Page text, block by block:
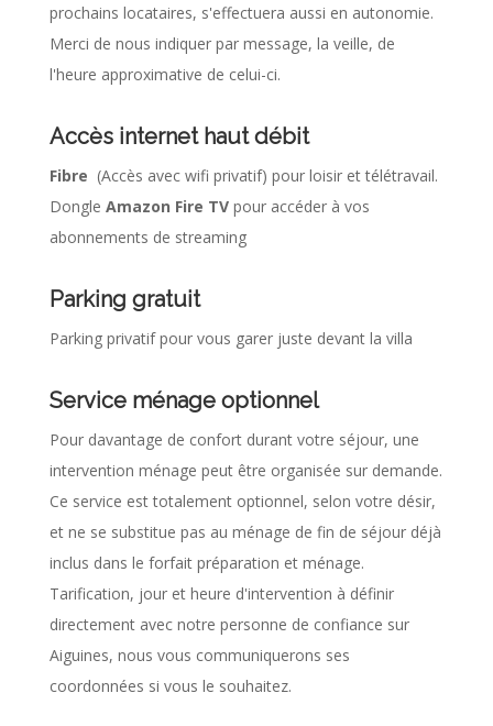
prochains locataires, s'effectuera aussi en autonomie.
Merci de nous indiquer par message, la veille, de
l'heure approximative de celui-ci.
Accès internet haut débit
Fibre (Accès avec wifi privatif) pour loisir et télétravail.
Dongle Amazon Fire TVpour accéder à vos
abonnements de streaming
Parking gratuit
Parking privatif pour vous garer juste devant la villa
Service ménage optionnel
Pour davantage de confort durant votre séjour, une
intervention ménage peut être organisée sur demande.
Ce service est totalement optionnel, selon votre désir,
et ne se substitue pas au ménage de fin de séjour déjà
inclus dans le forfait préparation et ménage.
Tarification, jour et heure d'intervention à définir
directement avec notre personne de confiance sur
Aiguines, nous vous communiquerons ses
coordonnées si vous le souhaitez.